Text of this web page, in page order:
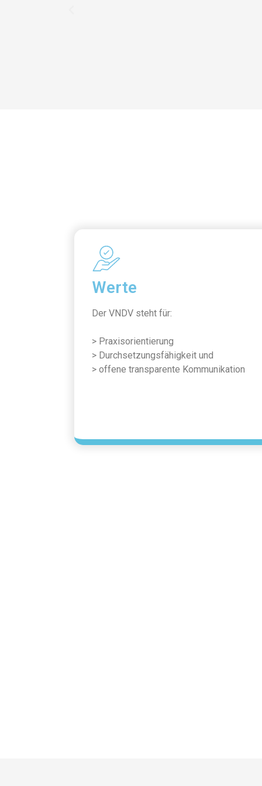
Werte
Der VNDV steht für:
> Praxisorientierung
> Durchsetzungsfähigkeit und
> offene transparente Kommunikation